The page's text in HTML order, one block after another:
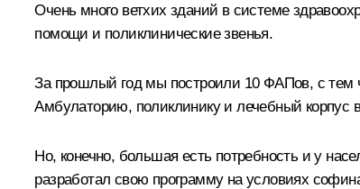
Очень много ветхих зданий в системе
помощи и поликлинические звенья.
За прошлый год мы построили 10 ФАПов, с тем
Амбулаторию, поликлинику и лечебный корпус
Но, конечно, большая есть потребность и у
разработал свою программу на условиях